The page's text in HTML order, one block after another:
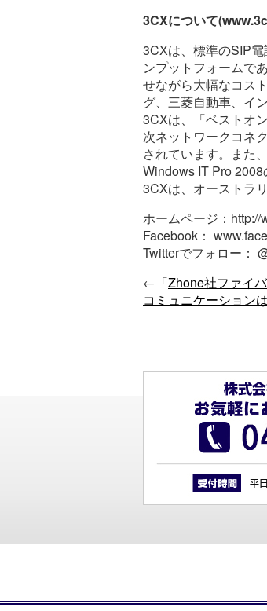
3CXについて
3CXは、標準のSIP
ンプットフォームで
せながら大幅なコス
グ、三菱自動車、イ
3CXは、「ベストオ
次ネットワークコネ
されています。また
Windows IT Pro
3CXは、オーストラ
ホームページ：http://
Facebook：
Twitterでフォロー：
←「Zhone社ファイ
コミュニケーション